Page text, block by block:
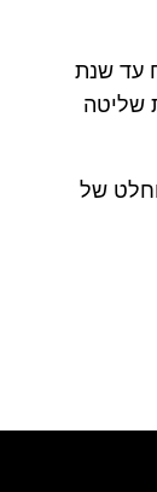
עד שנת
את שליטה
של